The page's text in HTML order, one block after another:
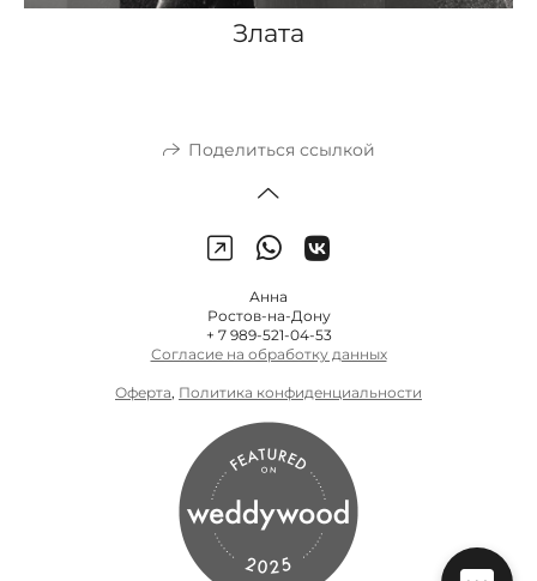
Злата
Поделиться ссылкой
Анна
Ростов-на-Дону
+ 7 989-521-04-53
Согласие на обработку данных
Оферта, Политика конфиденциальности